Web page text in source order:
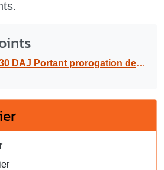
la circulation et le stationnement, dans le cadre d’opération de fauchage sur le territoire de la commune du Gosier, du 2 au 16 décembre 2025